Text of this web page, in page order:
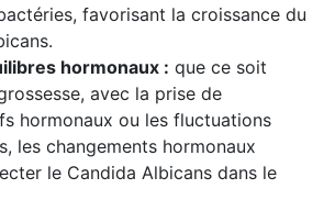
favorisant la croissance du
hormonaux : que ce soit
avec la prise de
hormonaux ou les fluctuations
les changements hormonaux
le Candida Albicans dans le